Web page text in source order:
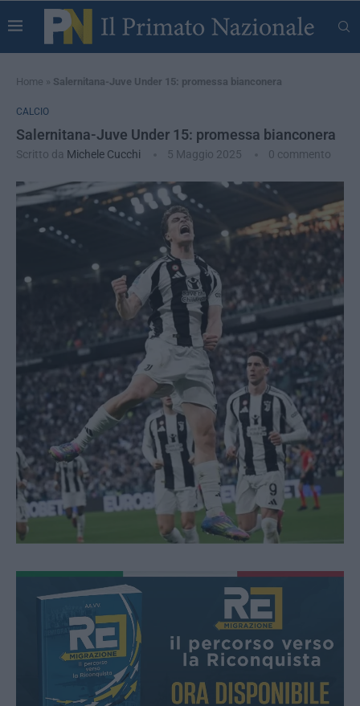
Home » Salernitana-Juve Under 15: promessa bianconera
CALCIO
Salernitana-Juve Under 15: promessa bianconera
Scritto da Michele Cucchi 5 Maggio 2025 0 commento